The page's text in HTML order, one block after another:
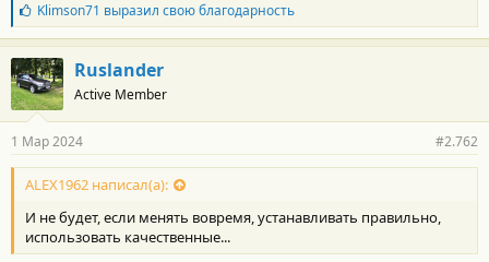
Б
л
а
г
о
д
а
н
о
с
и
:
Klimson71 выразил свою благодарность
Ruslander
Active Member
1 Мар 2024 #2.762
ALEX1962 написал(а):
И не будет, если менять вовремя, устанавливать правильно,
использовать качественные...